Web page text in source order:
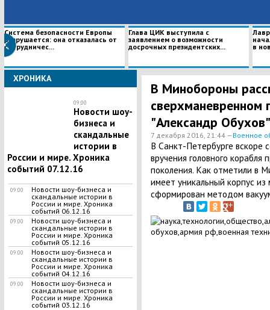
Система безопасности Европы
разрушается: она отказалась от
сотрудничес...
Глава ЦИК выступила с
заявлением о возможности
досрочных президентских...
в
ХРОНИКА
09:00
Новости шоу-
бизнеса и
скандальные
истории в
России и мире. Хроника
событий 07.12.16
09:00
Новости шоу-бизнеса и
скандальные истории в
России и мире. Хроника
событий 06.12.16
09:00
Новости шоу-бизнеса и
скандальные истории в
России и мире. Хроника
событий 05.12.16
09:00
Новости шоу-бизнеса и
скандальные истории в
России и мире. Хроника
событий 04.12.16
09:00
Новости шоу-бизнеса и
скандальные истории в
России и мире. Хроника
событий 03.12.16
В Минобороны
сверхманевренном
"Александр Обухов"
7 декабря 2016, 21:44 —Военное
В Санкт-Петербурге вскоре
вручения головного
поколения. Как отметили в
имеет уникальный корпус из
сформирован методом